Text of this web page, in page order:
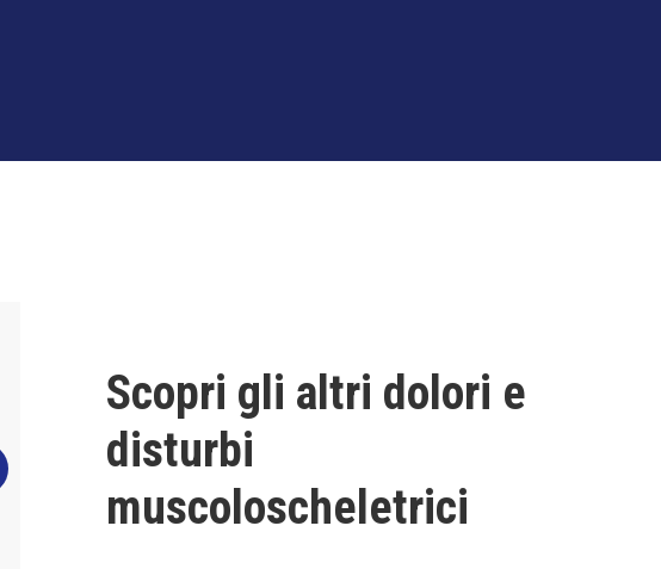
Scopri gli altri dolori e
disturbi
muscoloscheletrici